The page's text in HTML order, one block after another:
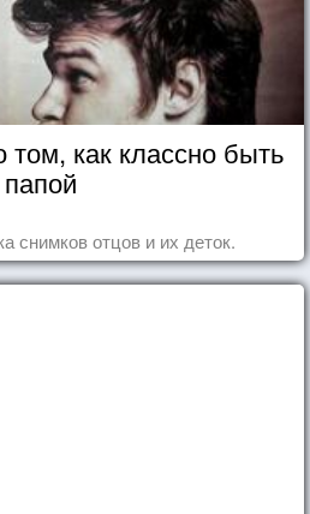
как классно быть
папой
снимков отцов и их деток.